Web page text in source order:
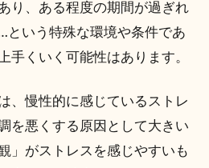
り、ある程度の期間が過ぎれ
という特殊な環境や条件であ
手くいく可能性はあります。
、慢性的に感じているストレ
を悪くする原因として大きい
」がストレスを感じやすいも